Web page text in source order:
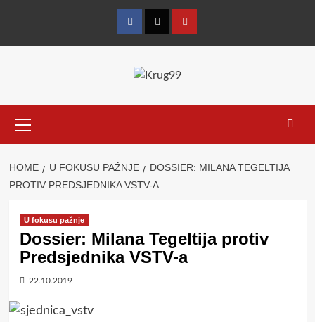
FacebookTwitterYouTube
Menu
HOME U FOKUSU PAŽNJE
DOSSIER: MILANA TEGELTIJA
PROTIV PREDSJEDNIKA VSTV-A
U fokusu pažnje
Dossier: Milana Tegeltija protiv
Predsjednika VSTV-a
22.10.2019